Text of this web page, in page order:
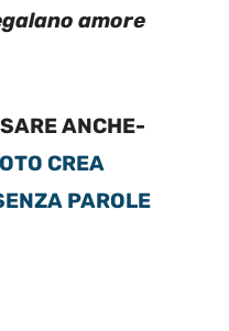
amore
ANCHE-
CREA
PAROLE